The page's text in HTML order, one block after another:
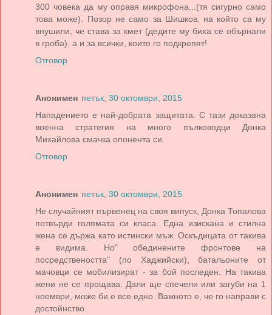
300 човека да му оправя микрофона...(тя сигурно само
това може). Позор не само за Шишков, на който са му
внушили, че става за кмет (дедите му биха се обърнали
в гроба), а и за всички, които го подкрепят!
Отговор
Анонимен петък, 30 октомври, 2015
Нападението е най-добрата защитата. С тази доказана
военна стратегия на много пълководци Донка
Михайлова смачка опонента си.
Отговор
Анонимен петък, 30 октомври, 2015
Не случайният първенец на своя випуск, Донка Топалова
потвърди голямата си класа. Една изискана и стилна
жена се държа като истински мъж. Оскъдицата от такива
е видима. Но" обединените фронтове на
посредствеността" (по Хаджийски), батальоните от
мачовци се мобилизират - за бой последен. На такива
жени не се прощава. Дали ще спечели или загуби на 1
ноември, може би е все едно. Важното е, че го направи с
достойнство.